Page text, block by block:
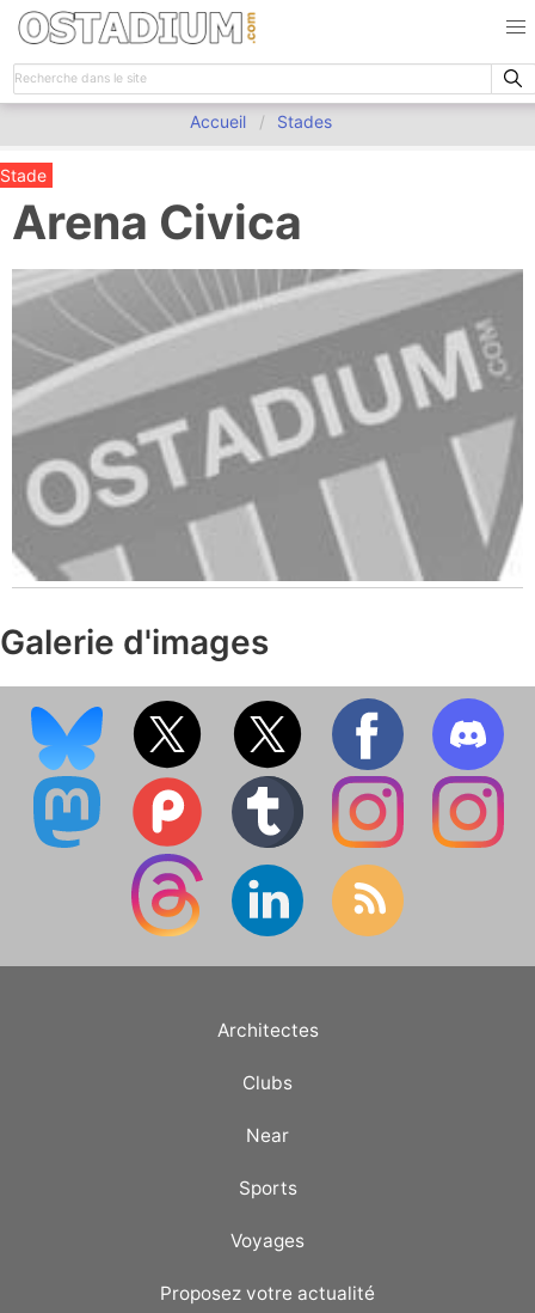
Accueil Stades
Stade
Arena Civica
Galerie d'images
Architectes
Clubs
Near
Sports
Voyages
Proposez votre actualité